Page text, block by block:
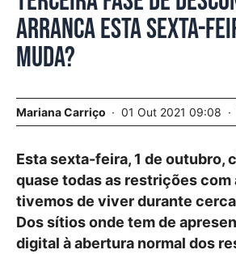
arranca esta sexta-
muda?
Mariana Carriço 01 Out 2021 09:08
Esta sexta-feira, 1 de outubro,
quase todas as restrições com
tivemos de viver durante
Dos sítios onde tem de
digital à abertura normal dos